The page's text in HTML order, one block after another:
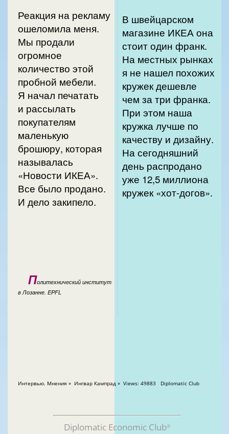
Реакция на рекламу
ошеломила меня.
Мы продали
огромное
количество этой
пробной мебели.
Я начал печатать
и рассылать
покупателям
маленькую
брошюру, которая
называлась
«Новости ИКЕА».
Все было продано.
И дело закипело.
Политехнический институт
в Лозанне. EPFL
В швейцарском
магазине ИКЕА она
стоит один франк.
На местных рынках
я не нашел похожих
кружек дешевле
чем за три франка.
При этом наша
кружка лучше по
качеству и дизайну.
На сегодняшний
день распродано
уже 12,5 миллиона
кружек «хот-догов».
Интервью. Мнения » Ингвар Кампрад » Views: 49883 Diplomatic Club
Diplomatic Economic Club®